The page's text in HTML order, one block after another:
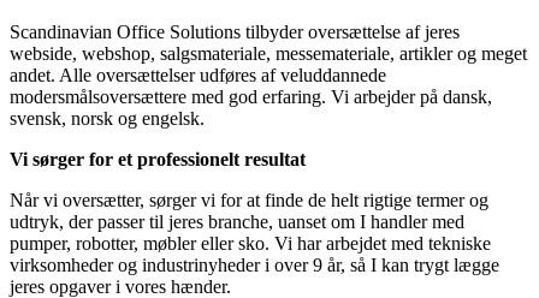
Scandinavian Office Solutions tilbyder oversættelse af jeres
webside, webshop, salgsmateriale, messemateriale, artikler og meget
andet. Alle oversættelser udføres af veluddannede
modersmålsoversættere med god erfaring. Vi arbejder på dansk,
svensk, norsk og engelsk.
Vi sørger for et professionelt resultat
Når vi oversætter, sørger vi for at finde de helt rigtige termer og
udtryk, der passer til jeres branche, uanset om I handler med
pumper, robotter, møbler eller sko. Vi har arbejdet med tekniske
virksomheder og industrinyheder i over 9 år, så I kan trygt lægge
jeres opgaver i vores hænder.